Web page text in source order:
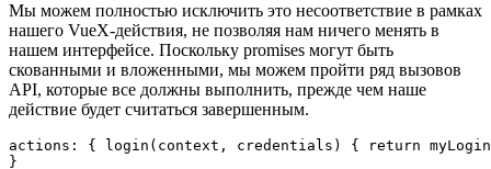
Мы можем полностью исключить это несоответствие в рамках
нашего VueX-действия, не позволяя нам ничего менять в
нашем интерфейсе. Поскольку promises могут быть
скованными и вложенными, мы можем пройти ряд вызовов
API, которые все должны выполнить, прежде чем наше
действие будет считаться завершенным.
actions: { login(context, credentials) { return